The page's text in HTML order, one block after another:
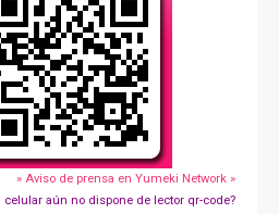
» Aviso de prensa en Yumeki Network »
celular aún no dispone de lector qr-code?